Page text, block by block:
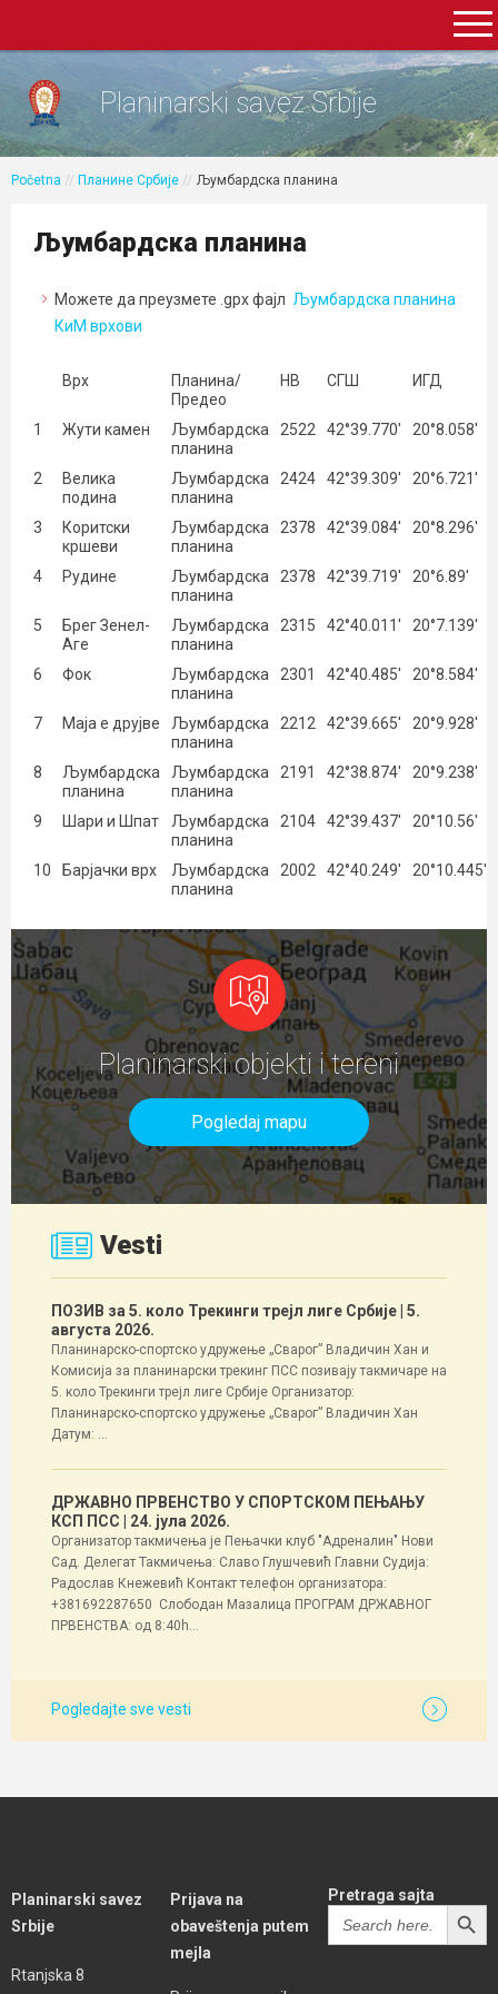
Planinarski savez Srbije
Početna // Планине Србије // Љумбардска планина
Љумбардска планина
Можете да преузмете .gpx фајл Љумбардска планина
КиМ врхови
Врх
Планина/
Предео
НВ СГШ ИГД
1 Жути камен
Љумбардска
планина
2522 42°39.770′ 20°8.058′
2
Велика
подина
Љумбардска
планина
2424 42°39.309′ 20°6.721′
3
Коритски
кршеви
Љумбардска
планина
2378 42°39.084′ 20°8.296′
4 Рудине
Љумбардска
планина
2378 42°39.719′ 20°6.89′
5
Брег Зенел-
Аге
Љумбардска
планина
2315 42°40.011′ 20°7.139′
6 Фок
Љумбардска
планина
2301 42°40.485′ 20°8.584′
7 Маја е друјве
Љумбардска
планина
2212 42°39.665′ 20°9.928′
8
Љумбардска
планина
Љумбардска
планина
2191 42°38.874′ 20°9.238′
9 Шари и Шпат
Љумбардска
планина
2104 42°39.437′ 20°10.56′
10 Барјачки врх
Љумбардска
планина
2002 42°40.249′ 20°10.445′
Planinarski objekti i tereni
Pogledaj mapu
Vesti
ПОЗИВ за 5. коло Трекинги трејл лиге Србије | 5.
августа 2026.
Планинарско-спортско удружење „Сварог” Владичин Хан и
Комисија за планинарски трекинг ПСС позивају такмичаре на
5. коло Трекинги трејл лиге Србије Организатор:
Планинарско-спортско удружење „Сварог” Владичин Хан
Датум: ...
ДРЖАВНО ПРВЕНСТВО У СПОРТСКОМ ПЕЊАЊУ
КСП ПСС
| 24. јула 2026.
Организатор такмичења је Пењачки клуб "Адреналин" Нови
Сад. Делегат Такмичења: Славо Глушчевић Главни Судија:
Радослав Кнежевић Контакт телефон организатора:
+381692287650 Слободан Мазалица ПРОГРАМ ДРЖАВНОГ
ПРВЕНСТВА: од 8:40h...
Pogledajte sve vesti
Planinarski savez
Srbije
Rtanjska 8
Prijava na
obaveštenja putem
mejla
Pretraga sajta
Search
for:
SEARCH